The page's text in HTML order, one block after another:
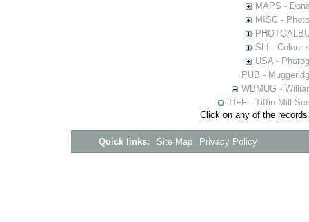
MAPS -
MISC -
SLI - Colour
USA -
PUB -
WBMUG -
TIFF - Tiffin Mill
Click on any of the
Quick links: Site Map Privacy Policy